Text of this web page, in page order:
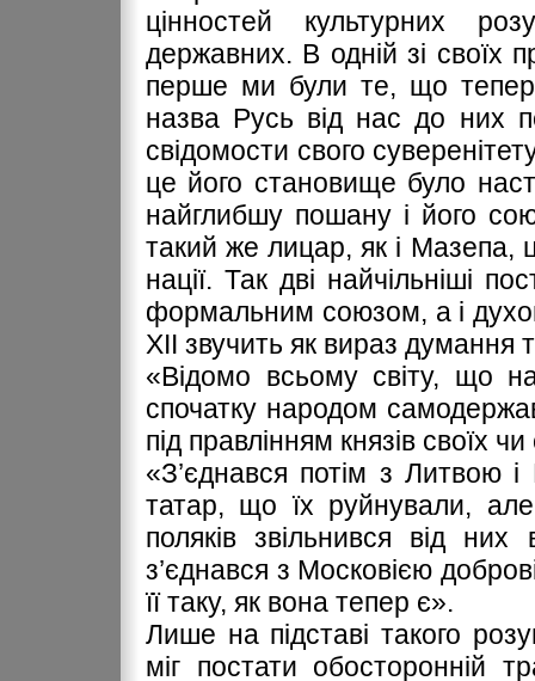
цінностей культурних
державних. В одній зі своїх
перше ми були те, що тепер
назва Русь від нас до них
свідомости свого
це його становище було
найглибшу пошану і його
такий же лицар, як і Мазепа,
нації. Так дві найчільніші
формальним союзом, а і
XII звучить як вираз думання
«Відомо всьому світу, що
спочатку народом
під правлінням князів своїх
«З’єднався потім з Литвою
татар, що їх руйнували, але
поляків звільнився від
з’єднався з Московією
її таку, як вона тепер є».
Лише на підставі такого
міг постати обосторонній